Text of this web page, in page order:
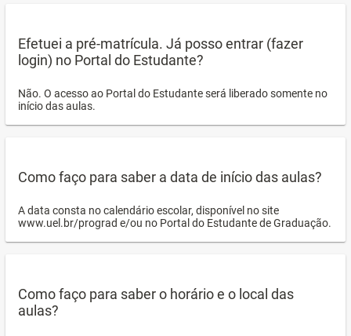
Efetuei a pré-matrícula. Já posso entrar (fazer
login) no Portal do Estudante?
Não. O acesso ao Portal do Estudante será liberado somente no
início das aulas.
Como faço para saber a data de início das aulas?
A data consta no calendário escolar, disponível no site
www.uel.br/prograd e/ou no Portal do Estudante de Graduação.
Como faço para saber o horário e o local das
aulas?